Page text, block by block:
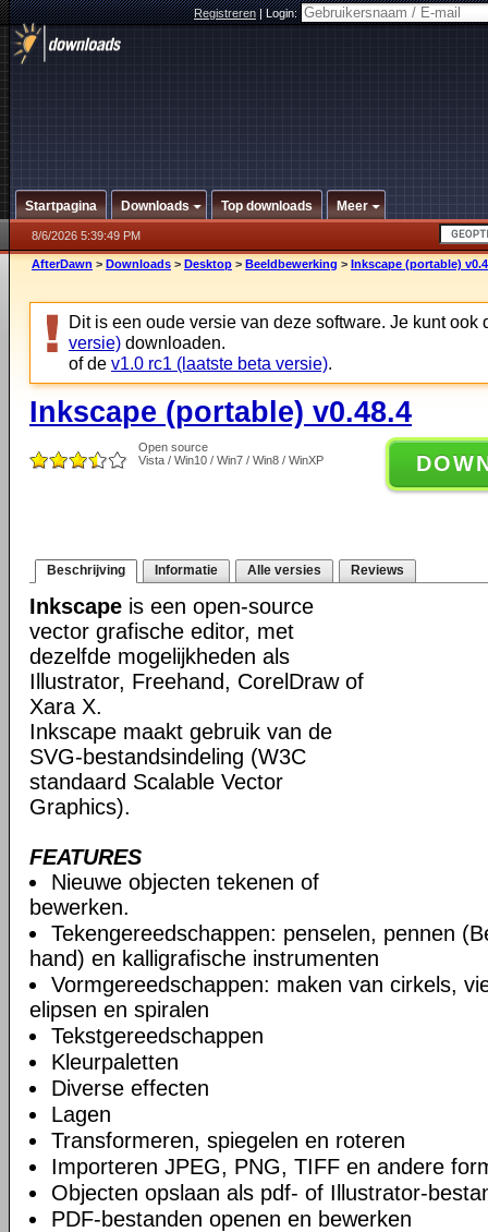
Registreren|Login:
Startpagina Downloads Top downloads Meer
8/6/2026 5:39:49 PM
AfterDawn > Downloads > Desktop > Beeldbewerking > Inkscape (portable)
Dit is een oude versie van deze software. Je kunt ook
versie) downloaden.
of de v1.0 rc1 (laatste beta versie).
Inkscape (portable) v0.48.4
Open source
Vista / Win10 / Win7 / Win8 / WinXP
Beschrijving Informatie Alle versies Reviews
Inkscape is een open-source
vector grafische editor, met
dezelfde mogelijkheden als
Illustrator, Freehand, CorelDraw of
Xara X.
Inkscape maakt gebruik van de
SVG-bestandsindeling (W3C
standaard Scalable Vector
Graphics).
FEATURES
Nieuwe objecten tekenen of
bewerken.
Tekengereedschappen: penselen, pennen
hand) en kalligrafische instrumenten
Vormgereedschappen: maken van cirkels,
elipsen en spiralen
Tekstgereedschappen
Kleurpaletten
Diverse effecten
Lagen
Transformeren, spiegelen en roteren
Importeren JPEG, PNG, TIFF en andere
Objecten opslaan als pdf- of Illustrator-
PDF-bestanden openen en bewerken